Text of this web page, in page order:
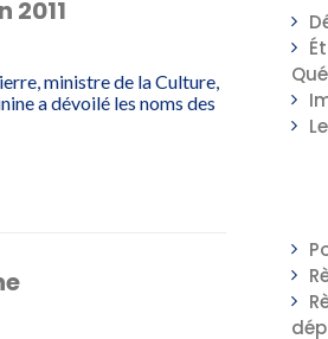
2011
ministre de la Culture,
a dévoilé les noms des